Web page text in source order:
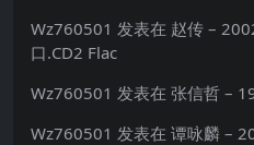
Wz760501 发表在 赵传 –
口.CD2 Flac
Wz760501 发表在 张信哲 –
Wz760501 发表在 谭咏麟 –